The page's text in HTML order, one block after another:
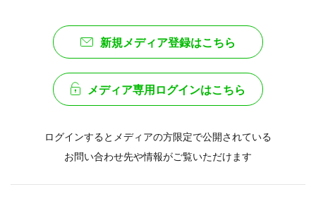
新規メディア登録はこちら
メディア専用ログインはこちら
ログインするとメディアの方限定で公開されている
お問い合わせ先や情報がご覧いただけます